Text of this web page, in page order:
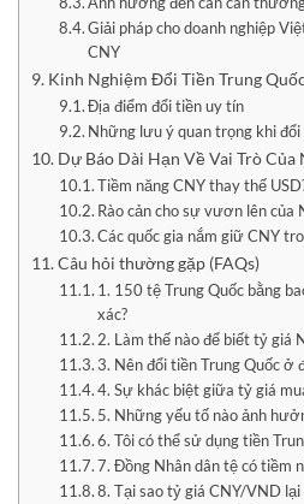
Giải pháp cho doanh nghiệp
CNY
Kinh Nghiệm Đổi Tiền Trung
Địa điểm đổi tiền uy tín
Những lưu ý quan trọng khi
Dự Báo Dài Hạn Về Vai Trò Của
Tiềm năng CNY thay thế
Rào cản cho sự vươn lên của
Các quốc gia nắm giữ CNY
Câu hỏi thường gặp (FAQs)
1. 150 tệ Trung Quốc bằng
xác?
2. Làm thế nào để biết tỷ giá
3. Nên đổi tiền Trung Quốc ở
4. Sự khác biệt giữa tỷ giá
5. Những yếu tố nào ảnh
6. Tôi có thể sử dụng tiền
7. Đồng Nhân dân tệ có tiềm
8. Tại sao tỷ giá CNY/VND